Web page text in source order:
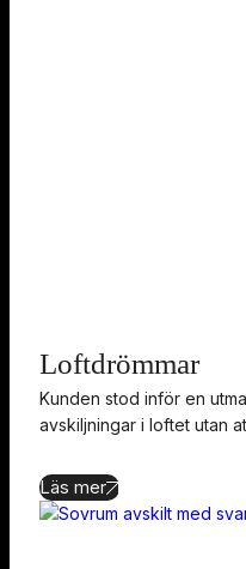
Loftdrömmar
Kunden stod inför en
avskiljningar i loftet utan
Läs mer